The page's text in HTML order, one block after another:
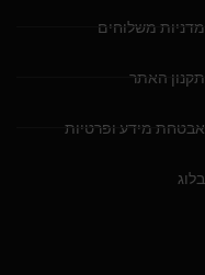
מדניות משלוחים
תקנון האתר
אבטחת מידע ופרטיות
בלוג